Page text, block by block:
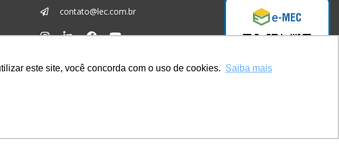
este site, você concorda com o uso de cookies. Saiba mais
contato@lec.com.br